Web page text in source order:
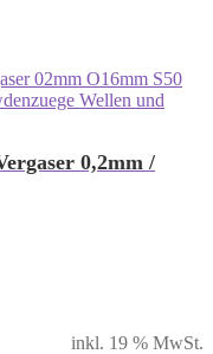
0,2mm /
inkl. 19 % MwSt.